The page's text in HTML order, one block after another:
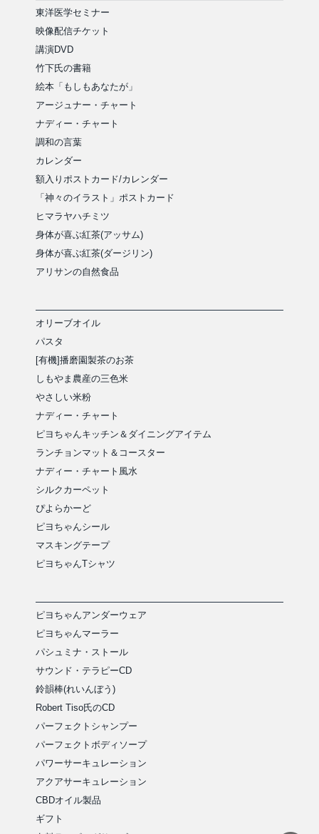
東洋医学セミナー
映像配信チケット
講演DVD
竹下氏の書籍
絵本「もしもあなたが」
アージュナー・チャート
ナディー・チャート
調和の言葉
カレンダー
額入りポストカード/カレンダー
「神々のイラスト」ポストカード
ヒマラヤハチミツ
身体が喜ぶ紅茶(アッサム)
身体が喜ぶ紅茶(ダージリン)
アリサンの自然食品
オリーブオイル
パスタ
[有機]播磨園製茶のお茶
しもやま農産の三色米
やさしい米粉
ナディー・チャート
ピヨちゃんキッチン＆ダイニングアイテム
ランチョンマット＆コースター
ナディー・チャート風水
シルクカーペット
ぴよらかーど
ピヨちゃんシール
マスキングテープ
ピヨちゃんTシャツ
ピヨちゃんアンダーウェア
ピヨちゃんマーラー
パシュミナ・ストール
サウンド・テラピーCD
鈴韻棒(れいんぼう)
Robert Tiso氏のCD
パーフェクトシャンプー
パーフェクトボディソープ
パワーサーキュレーション
アクアサーキュレーション
CBDオイル製品
ギフト